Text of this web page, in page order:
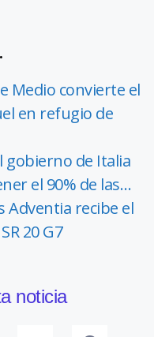
Medio convierte el
en refugio de
gobierno de Italia
el 90% de las…
Adventia recibe el
20 G7
noticia